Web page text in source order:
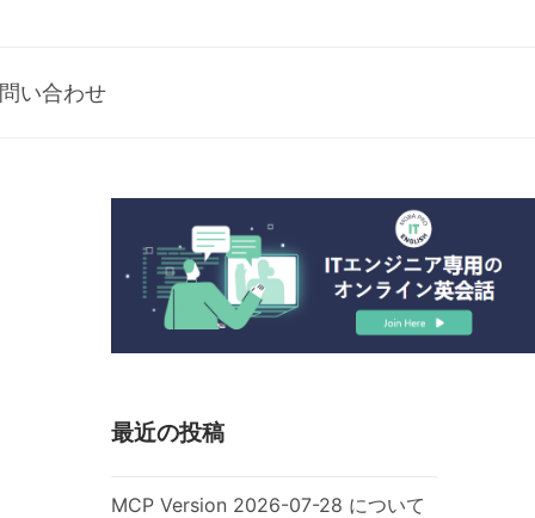
い合わせ
最近の投稿
MCP Version 2026-07-28 について